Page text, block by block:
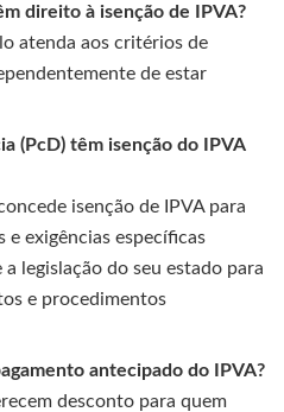
direito à isenção de IPVA?
atenda aos critérios de
de estar
(PcD) têm isenção do IPVA
isenção de IPVA para
e exigências específicas
legislação do seu estado para
e procedimentos
antecipado do IPVA?
desconto para quem